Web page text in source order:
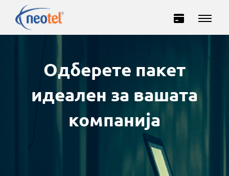
Одберете пакет
идеален за вашата
компанија